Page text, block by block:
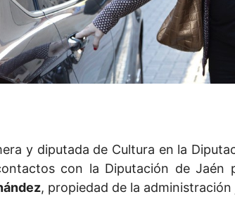
y diputada de Cultura en la
con la Diputación de Jaén
, propiedad de la administración